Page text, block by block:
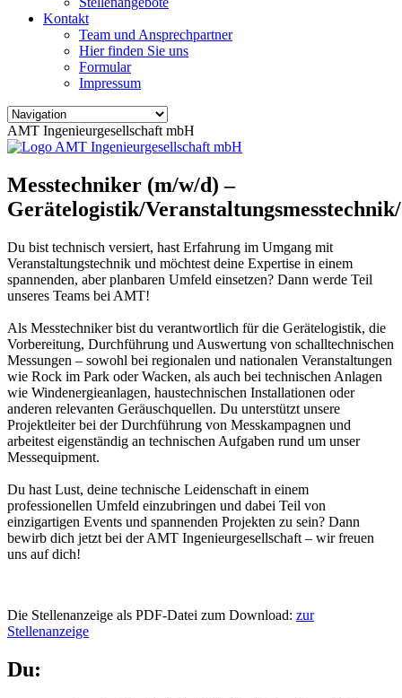
Kontakt
Team und Ansprechpartner
Hier finden Sie uns
Formular
Impressum
AMT Ingenieurgesellschaft mbH
Messtechniker (m/w/d) –
Gerätelogistik/
Du bist technisch versiert, hast Erfahrung im Umgang mit
Veranstaltungstechnik und möchtest deine Expertise in einem
spannenden, aber planbaren Umfeld einsetzen? Dann werde Teil
unseres Teams bei AMT!
Als Messtechniker bist du verantwortlich für die Gerätelogistik, die
Vorbereitung, Durchführung und Auswertung von schalltechnischen
Messungen – sowohl bei regionalen und nationalen Veranstaltungen
wie Rock im Park oder Wacken, als auch bei technischen Anlagen
wie Windenergieanlagen, haustechnischen Installationen oder
anderen relevanten Geräuschquellen. Du unterstützt unsere
Projektleiter bei der Durchführung von Messkampagnen und
arbeitest eigenständig an technischen Aufgaben rund um unser
Messequipment.
Du hast Lust, deine technische Leidenschaft in einem
professionellen Umfeld einzubringen und dabei Teil von
einzigartigen Events und spannenden Projekten zu sein? Dann
bewirb dich jetzt bei der AMT Ingenieurgesellschaft – wir freuen
uns auf dich!
Die Stellenanzeige als PDF-Datei zum Download: zur
Stellenanzeige
Du: